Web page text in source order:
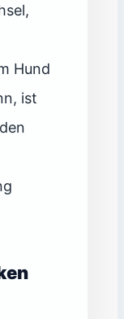
Hund
ist